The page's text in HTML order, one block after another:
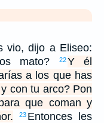
vio, dijo a Eliseo:
mato?
22Y él
a los que has
con tu arco? Pon
que coman y
23 Entonces les